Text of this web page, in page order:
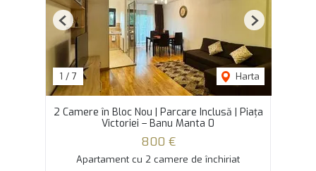
1 / 7 Harta
Previous Next
2 Camere în Bloc Nou | Parcare Inclusă | Piața
Victoriei – Banu Manta 0
800 €
Apartament cu 2 camere de închiriat